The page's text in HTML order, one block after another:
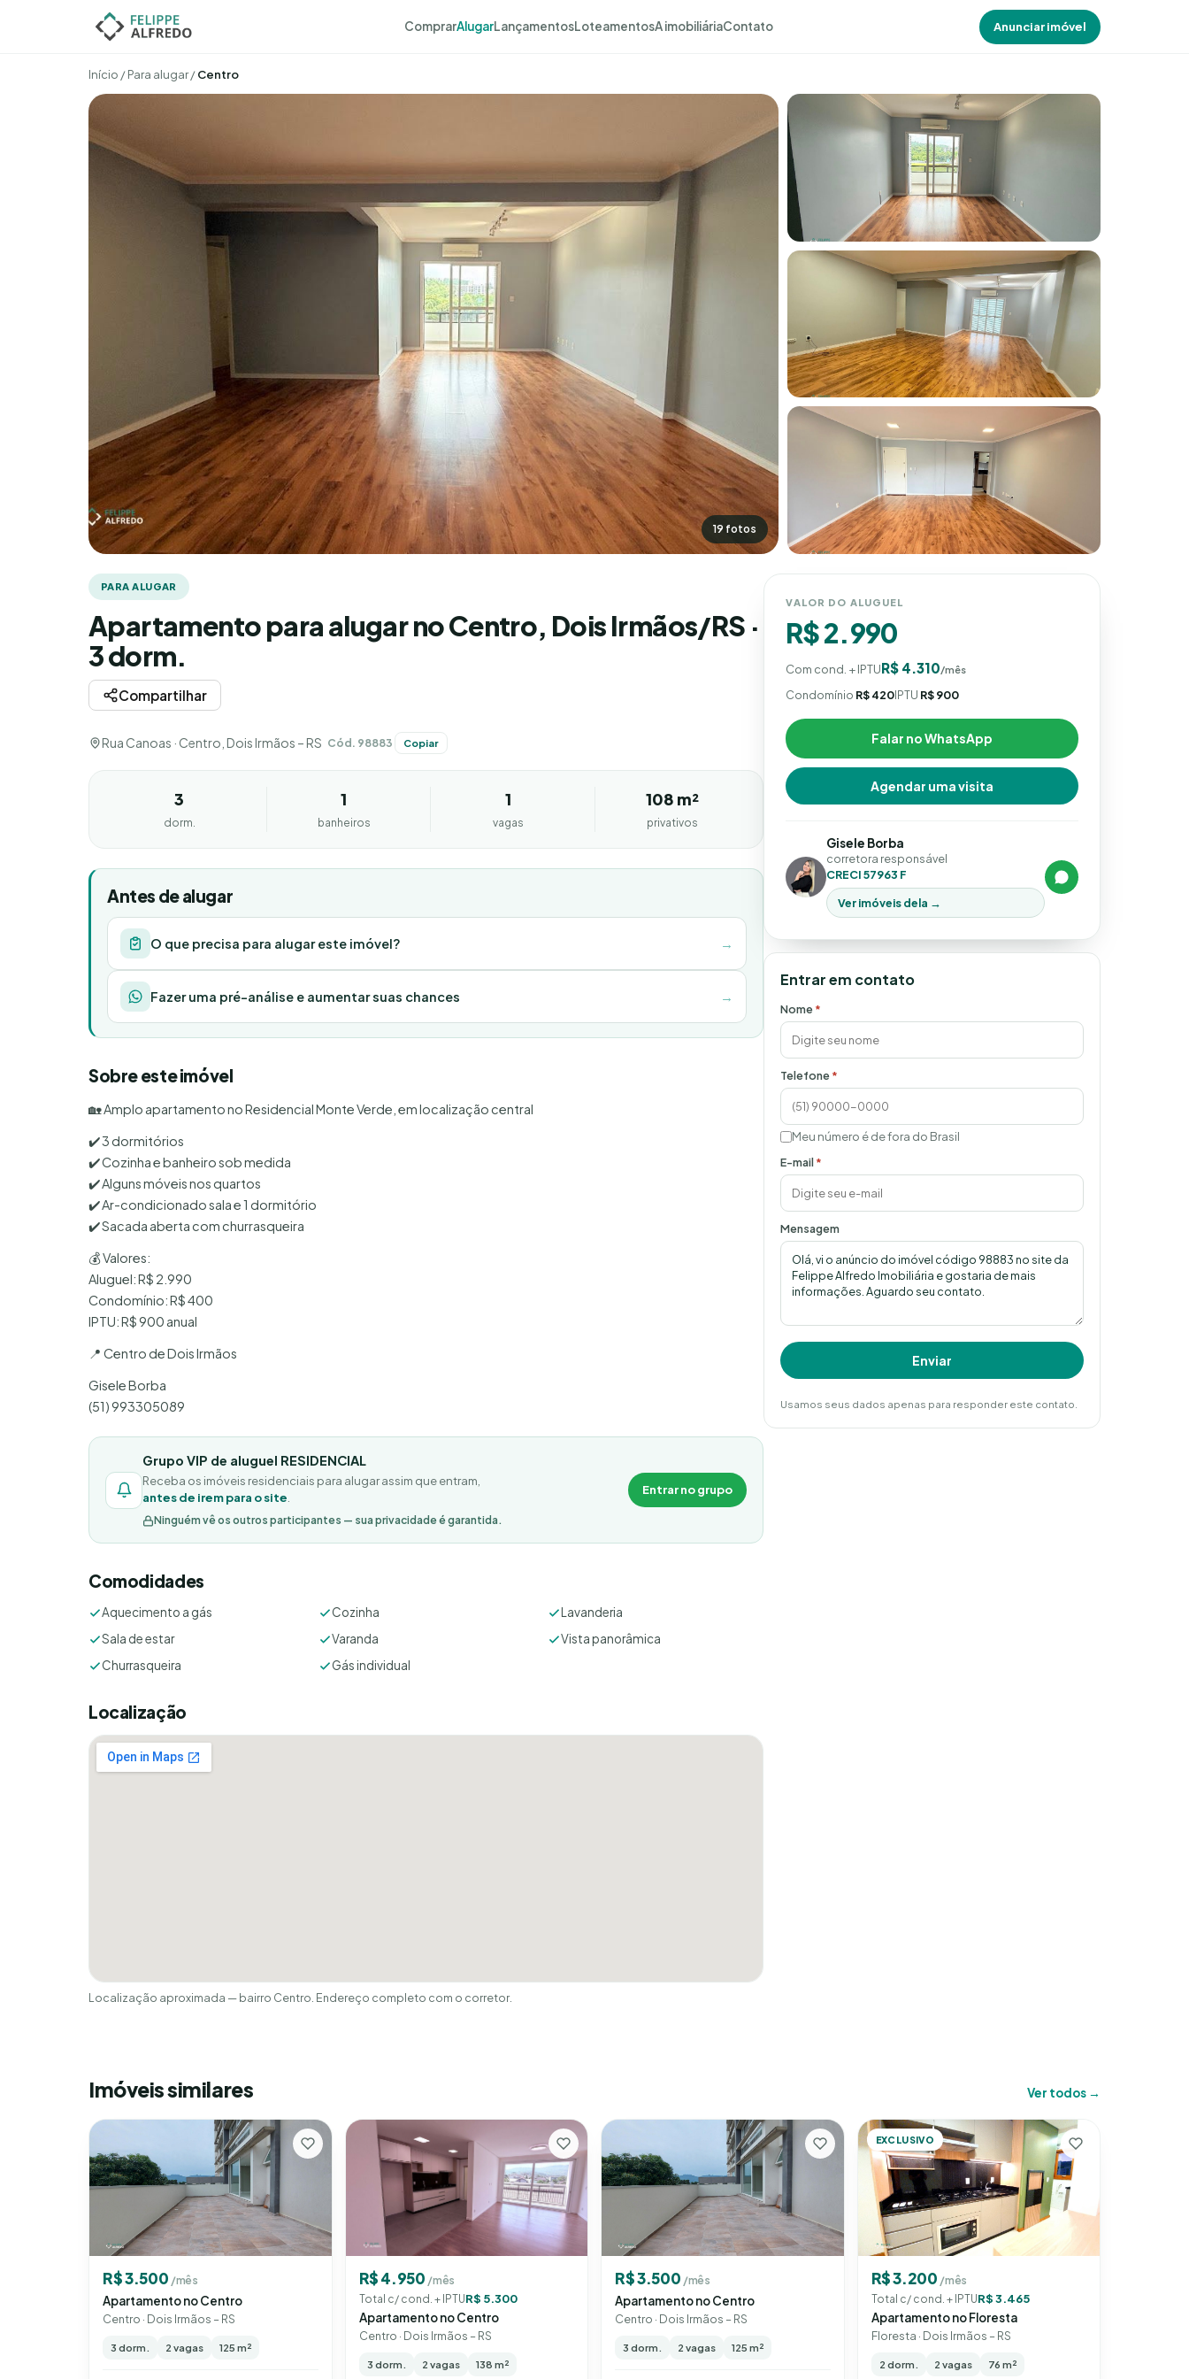
ComprarAlugarLançamentosLoteamentosA imobiliáriaContato Anunciar imóvel
Início /Para alugar/Centro
19 fotos
PARA ALUGAR
Apartamento para alugar no Centro, Dois Irmãos/RS ·
3 dorm.
Compartilhar
Rua Canoas · Centro, Dois Irmãos – RS Cód. 98883 Copiar
3
dorm.
1
banheiros
1
vagas
108 m²
privativos
Antes de alugar
O que precisa para alugar este imóvel? →
Fazer uma pré-análise e aumentar suas chances →
Sobre este imóvel
🏡 Amplo apartamento no Residencial Monte Verde, em localização central
✔️ 3 dormitórios
✔️ Cozinha e banheiro sob medida
✔️ Alguns móveis nos quartos
✔️ Ar-condicionado sala e 1 dormitório
✔️ Sacada aberta com churrasqueira
💰 Valores:
Aluguel: R$ 2.990
Condomínio: R$ 400
IPTU: R$ 900 anual
📍 Centro de Dois Irmãos
Gisele Borba
(51) 993305089
Grupo VIP de aluguel RESIDENCIAL
Receba os imóveis residenciais para alugar assim que entram,
antes de irem para o site
Ninguém vê os outros participantes — sua privacidade é garantida.
Entrar no grupo
Comodidades
Aquecimento a gás Cozinha
Lavanderia
Sala de estar
Varanda
Vista panorâmica
Churrasqueira
Gás individual
Localização
Localização aproximada — bairro Centro. Endereço completo com o corretor.
VALOR DO ALUGUEL
R$ 2.990
Com cond. + IPTUR$ 4.310/mês
Condomínio R$ 420IPTU R$ 900
Falar no WhatsApp
Agendar uma visita
Gisele Borba
corretora responsável
CRECI 57963 F
Ver imóveis dela →
Entrar em contato
Nome *
Telefone *
Meu número é de fora do Brasil
E-mail *
Mensagem
Enviar
Usamos seus dados apenas para responder este contato.
Imóveis similares Ver todos →
R$ 3.500 /mês
Apartamento no Centro
Centro · Dois Irmãos – RS
3 dorm. 2 vagas 125 m²
R$ 4.950 /mês
Total c/ cond. + IPTUR$ 5.300
Apartamento no Centro
Centro · Dois Irmãos – RS
3 dorm. 2 vagas 138 m²
R$ 3.500 /mês
Apartamento no Centro
Centro · Dois Irmãos – RS
3 dorm. 2 vagas 125 m²
EXCLUSIVO
R$ 3.200 /mês
Total c/ cond. + IPTUR$ 3.465
Apartamento no Floresta
Floresta · Dois Irmãos – RS
2 dorm. 2 vagas 76 m²